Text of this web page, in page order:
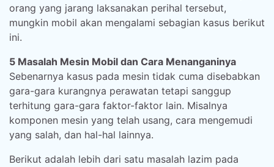
orang yang jarang laksanakan perihal tersebut,
mungkin mobil akan mengalami sebagian kasus berikut
ini.
5 Masalah Mesin Mobil dan Cara Menanganinya
Sebenarnya kasus pada mesin tidak cuma disebabkan
gara-gara kurangnya perawatan tetapi sanggup
terhitung gara-gara faktor-faktor lain. Misalnya
komponen mesin yang telah usang, cara mengemudi
yang salah, dan hal-hal lainnya.
Berikut adalah lebih dari satu masalah lazim pada